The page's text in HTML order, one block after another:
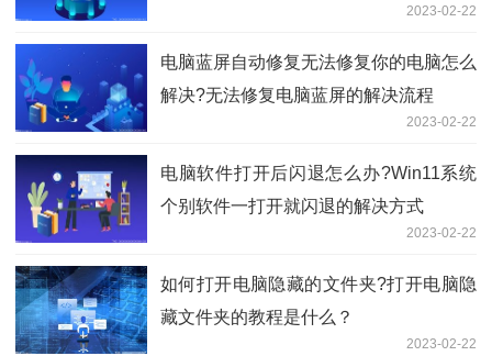
2023-02-22
电脑蓝屏自动修复无法修复你的电脑怎么
解决?无法修复电脑蓝屏的解决流程
2023-02-22
电脑软件打开后闪退怎么办?Win11系统
个别软件一打开就闪退的解决方式
2023-02-22
如何打开电脑隐藏的文件夹?打开电脑隐
藏文件夹的教程是什么？
2023-02-22